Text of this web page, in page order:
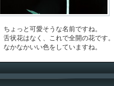
ちょっと可愛そうな名前ですね。
舌状花はなく、これで全開の花です。
なかなかいい色をしていますね。